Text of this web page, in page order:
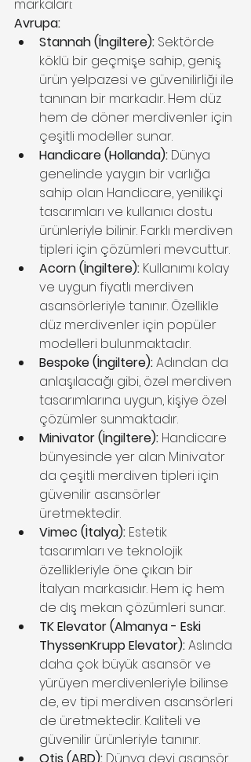
markaları:
Avrupa:
Stannah (İngiltere): Sektörde
köklü bir geçmişe sahip, geniş
ürün yelpazesi ve güvenilirliği ile
tanınan bir markadır. Hem düz
hem de döner merdivenler için
çeşitli modeller sunar.
Handicare (Hollanda): Dünya
genelinde yaygın bir varlığa
sahip olan Handicare, yenilikçi
tasarımları ve kullanıcı dostu
ürünleriyle bilinir. Farklı merdiven
tipleri için çözümleri mevcuttur.
Acorn (İngiltere): Kullanımı kolay
ve uygun fiyatlı merdiven
asansörleriyle tanınır. Özellikle
düz merdivenler için popüler
modelleri bulunmaktadır.
Bespoke (İngiltere): Adından da
anlaşılacağı gibi, özel merdiven
tasarımlarına uygun, kişiye özel
çözümler sunmaktadır.
Minivator (İngiltere): Handicare
bünyesinde yer alan Minivator
da çeşitli merdiven tipleri için
güvenilir asansörler
üretmektedir.
Vimec (İtalya): Estetik
tasarımları ve teknolojik
özellikleriyle öne çıkan bir
İtalyan markasıdır. Hem iç hem
de dış mekan çözümleri sunar.
TK Elevator (Almanya - Eski
ThyssenKrupp Elevator): Aslında
daha çok büyük asansör ve
yürüyen merdivenleriyle bilinse
de, ev tipi merdiven asansörleri
de üretmektedir. Kaliteli ve
güvenilir ürünleriyle tanınır.